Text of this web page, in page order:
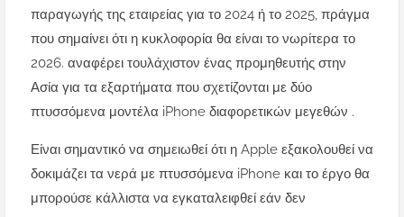
παραγωγής της εταιρείας για το 2024 ή το 2025, πράγμα
που σημαίνει ότι η κυκλοφορία θα είναι το νωρίτερα το
2026. αναφέρει τουλάχιστον ένας προμηθευτής στην
Ασία για τα εξαρτήματα που σχετίζονται με δύο
πτυσσόμενα μοντέλα iPhone διαφορετικών μεγεθών .
Είναι σημαντικό να σημειωθεί ότι η Apple εξακολουθεί να
δοκιμάζει τα νερά με πτυσσόμενα iPhone και το έργο θα
μπορούσε κάλλιστα να εγκαταλειφθεί εάν δεν